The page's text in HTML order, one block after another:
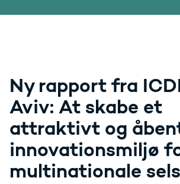
Ny rapport fra
Aviv: At skabe et
attraktivt og
innovationsmiljø
multinationale